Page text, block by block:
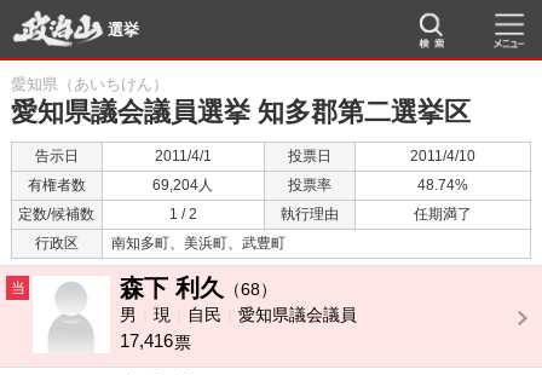
選挙
愛知県（あいちけん）
愛知県議会議員選挙 知多郡第二選挙区
告示日 2011/4/1 投票日
2011/4/10
有権者数
69,204人 投票率
48.74%
定数/候補数
1 / 2 執行理由
任期満了
行政区
南知多町、美浜町、武豊町
当 森下 利久
（68）
男
現 自民 愛知県議会議員
17,416票